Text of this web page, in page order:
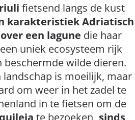
fietsend langs de kust
karakteristiek Adriatisch
een lagune die haar
uniek ecosysteem rijk
beschermde wilde dieren.
landschap is moeilijk, maar
om weer in het zadel te
in te fietsen om de
te bezoeken, sinds